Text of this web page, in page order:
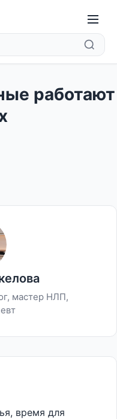
работают
мастер НЛП,
время для